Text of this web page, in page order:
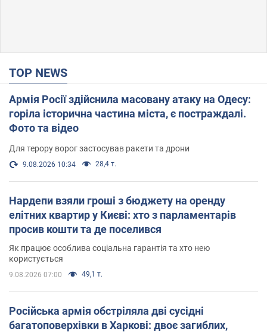
TOP NEWS
Армія Росії здійснила масовану атаку на Одесу:
горіла історична частина міста, є постраждалі.
Фото та відео
Для терору ворог застосував ракети та дрони
9.08.2026 10:34 28,4 т.
Нардепи взяли гроші з бюджету на оренду
елітних квартир у Києві: хто з парламентарів
просив кошти та де поселився
Як працює особлива соціальна гарантія та хто нею
користується
9.08.2026 07:00 49,1 т.
Російська армія обстріляла дві сусідні
багатоповерхівки в Харкові: двоє загиблих,